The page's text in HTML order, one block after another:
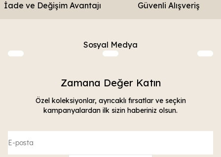
İade ve Değişim Avantajı Güvenli Alışveriş
Sosyal Medya
Zamana Değer Katın
Özel koleksiyonlar, ayrıcaklı fırsatlar ve seçkin
kampanyalardan ilk sizin haberiniz olsun.